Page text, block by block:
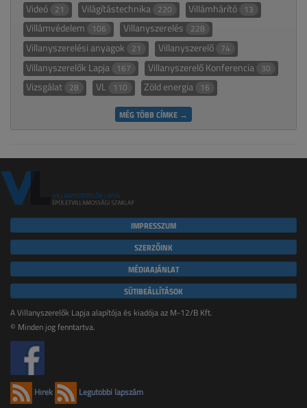
Videó 21 Világítástechnika 220 Villámhárító 13
Villámvédelem 106 Villanyszerelés 228
Villanyszerelési anyagok 21 Villanyszerelő 74
Villanyszerelők Lapja 167 Villanyszerelő Konferencia 30
Vizsgálat 28 VL 110 Zöld energia 16
MÉG TÖBB CÍMKE →
IMPRESSZUM
SZERZŐINK
MÉDIAAJÁNLAT
SÜTIBEÁLLÍTÁSOK
A Villanyszerelők Lapja alapítója és kiadója az M-12/B Kft.
© Minden jog fenntartva.
Hírek Legutóbbi lapszám